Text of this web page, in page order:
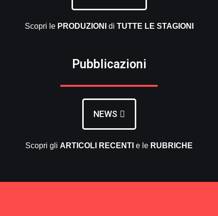
Scopri le PRODUZIONI di TUTTE LE STAGIONI
Pubblicazioni
NEWS
Scopri gli ARTICOLI RECENTI e le RUBRICHE